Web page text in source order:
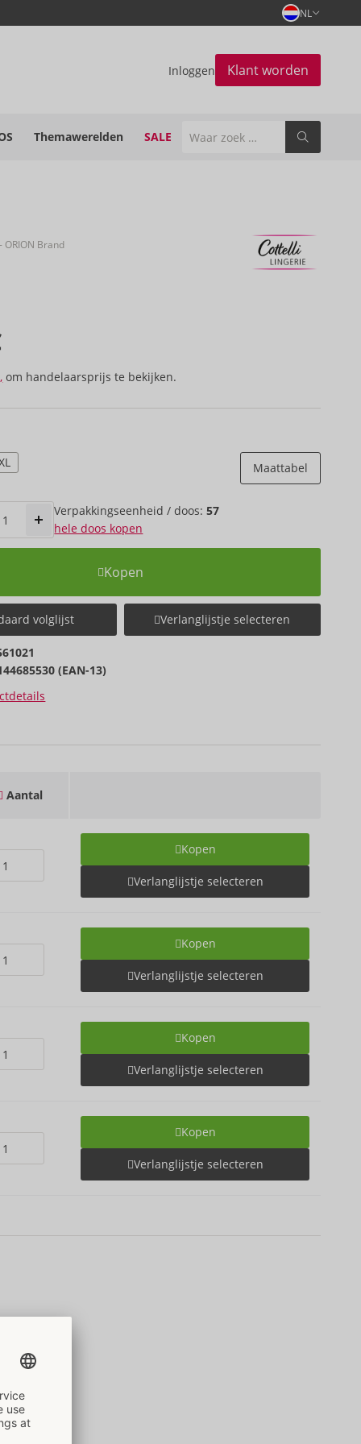
NL
Inloggen Klant worden
Themawerelden SALE
ORION Brand
om handelaarsprijs te bekijken.
Maattabel
Verpakkings­eenheid / doos:57
hele doos kopen
Kopen
volglijst Verlanglijstje selecteren
(EAN-13)
Aantal
Kopen
Verlanglijstje selecteren
Kopen
Verlanglijstje selecteren
Kopen
Verlanglijstje selecteren
Kopen
Verlanglijstje selecteren